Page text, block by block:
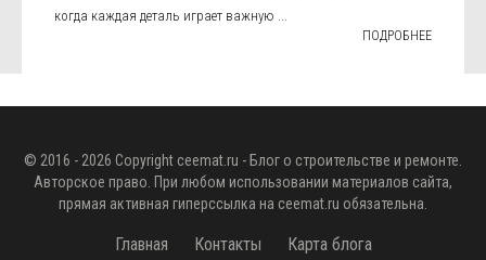
когда каждая деталь играет важную ...
ПОДРОБНЕЕ
© 2016 - 2026 Copyright ceemat.ru - Блог о строительстве и ремонте.
Авторское право. При любом использовании материалов сайта,
прямая активная гиперссылка на ceemat.ru обязательна.
Главная Контакты Карта блога